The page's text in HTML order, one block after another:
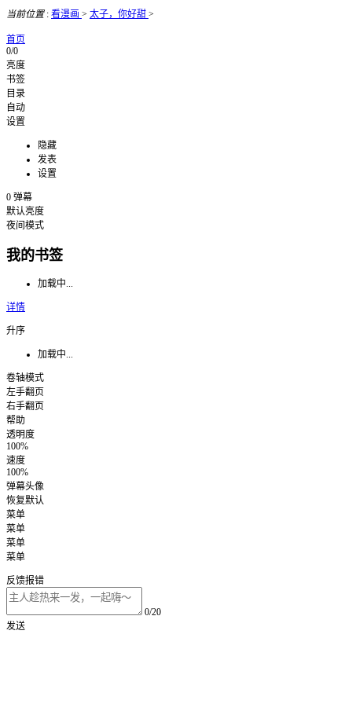
当前位置: 看漫画 > 太子，你好甜 >
首页
0/0
亮度
书签
目录
自动
设置
隐藏
发表
设置
0 弹幕
默认亮度
夜间模式
我的书签
加载中...
详情
升序
加载中...
卷轴模式
左手翻页
右手翻页
帮助
透明度
100%
速度
100%
弹幕头像
恢复默认
菜单
菜单
菜单
菜单
反馈报错
0/20
发送